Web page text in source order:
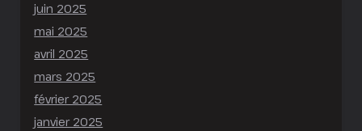
juin 2025
mai 2025
avril 2025
mars 2025
février 2025
janvier 2025